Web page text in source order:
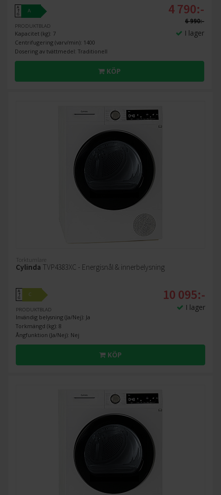
A
↑
G
A
PRODUKTBLAD
Kapacitet (kg): 7
Centrifugering (varv/min): 1400
Dosering av tvättmedel: Traditionell
4 790:-
6 990:-
I lager
KÖP
Torktumlare
Cylinda TVP4383XC - Energisnål & innerbelysning
A
↑
G
C
PRODUKTBLAD
Invändig belysning (Ja/Nej): Ja
Torkmängd (kg): 8
Ångfunktion (Ja/Nej): Nej
10 095:-
I lager
KÖP